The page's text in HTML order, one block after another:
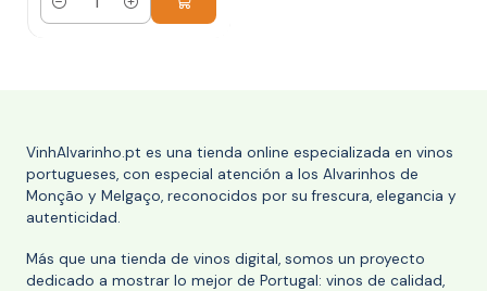
Cantidad
VinhAlvarinho.pt es una tienda online especializada en vinos
portugueses, con especial atención a los Alvarinhos de
Monção y Melgaço, reconocidos por su frescura, elegancia y
autenticidad.
Más que una tienda de vinos digital, somos un proyecto
dedicado a mostrar lo mejor de Portugal: vinos de calidad,